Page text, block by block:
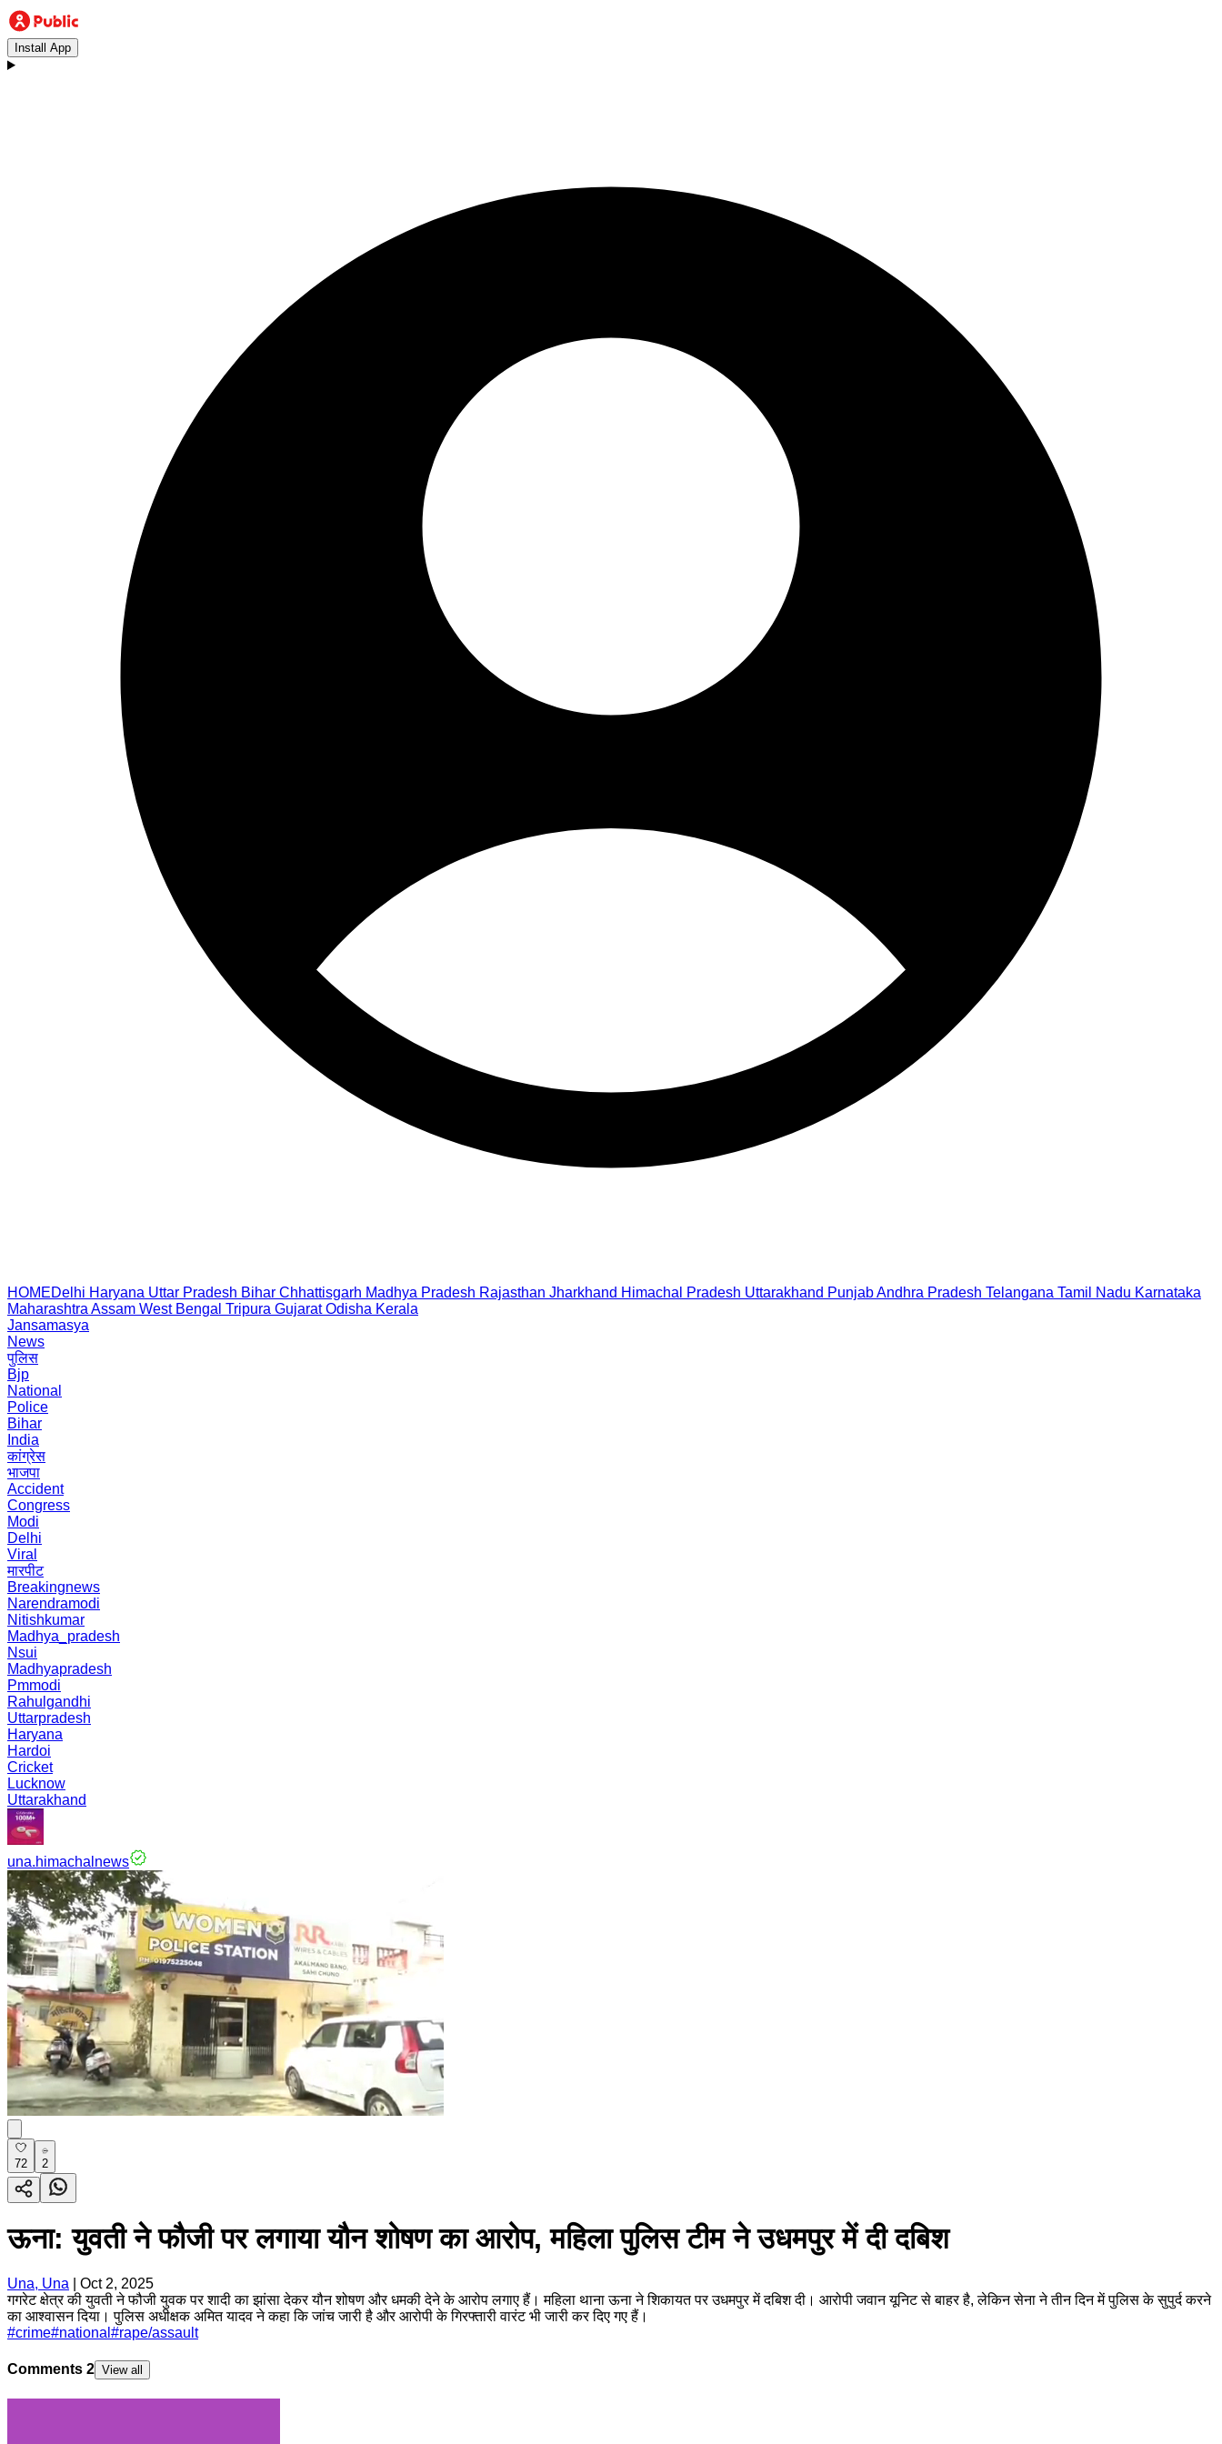
Install App
HOMEDelhi Haryana Uttar Pradesh Bihar Chhattisgarh Madhya Pradesh Rajasthan Jharkhand Himachal Pradesh Uttarakhand PunjabAndhra Pradesh Telangana Tamil Nadu Karnataka
Maharashtra Assam West Bengal Tripura Gujarat Odisha Kerala
Jansamasya
News
पुलिस
Bjp
National
Police
Bihar
India
कांग्रेस
भाजपा
Accident
Congress
Modi
Delhi
Viral
मारपीट
Breakingnews
Narendramodi
Nitishkumar
Madhya_pradesh
Nsui
Madhyapradesh
Pmmodi
Rahulgandhi
Uttarpradesh
Haryana
Hardoi
Cricket
Lucknow
Uttarakhand
una.himachalnews
72 2
ऊना: युवती ने फौजी पर लगाया यौन शोषण का आरोप, महिला पुलिस टीम ने उधमपुर में दी दबिश
Una, Una
Oct 2, 2025
गगरेट क्षेत्र की युवती ने फौजी युवक पर शादी का झांसा देकर यौन शोषण और धमकी देने के आरोप लगाए हैं। महिला थाना ऊना ने शिकायत पर उधमपुर में दबिश दी। आरोपी जवान यूनिट से बाहर है, लेकिन सेना ने तीन दिन में पुलिस के सुपुर्द करने
का आश्वासन दिया। पुलिस अधीक्षक अमित यादव ने कहा कि जांच जारी है और आरोपी के गिरफ्तारी वारंट भी जारी कर दिए गए हैं।
#crime#national #rape/assault
Comments 2 View all